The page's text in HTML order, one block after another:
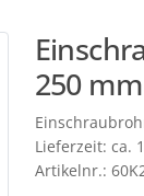
250
Lieferzeit: ca.
Artikelnr.: